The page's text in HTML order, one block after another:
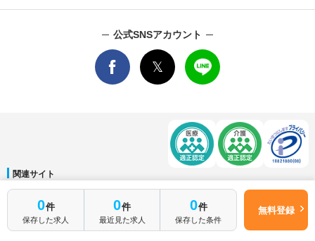
0件
保存した求人
0件
最近見た求人
0件
保存した条件
無料登録
公式SNSアカウント
関連サイト
マイナビDOCTOR│マイナビ看護師│マイナビ薬剤師│マイナビ保育士
運営会社
会社概要│ ご利用規約 個人情報保護方針 サイトマップ│お問い合わせ